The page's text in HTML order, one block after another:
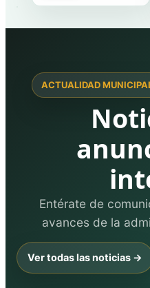
ACTUALIDAD
Entérate de
avances de la
Ver todas las noticias →